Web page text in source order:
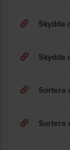
Skydda
Skydda
Sortera
Sortera